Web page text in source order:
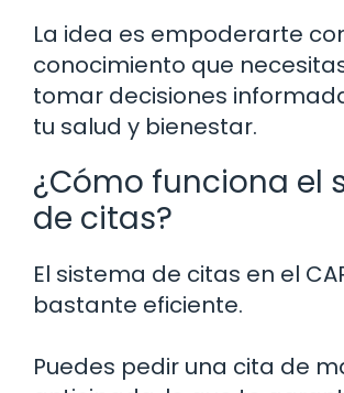
La idea es empoderarte
conocimiento que
tomar decisiones
tu salud y bienestar.
¿Cómo funciona el
de citas?
El sistema de citas en el
bastante eficiente.
Puedes pedir una cita de